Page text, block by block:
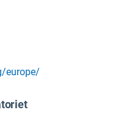
europe/